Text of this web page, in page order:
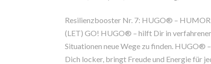
Resilienzbooster Nr. 7: HUGO® –
(LET) GO! HUGO® – hilft Dir in
Situationen neue Wege zu finden. HUGO®
Dich locker, bringt Freude und Energie für